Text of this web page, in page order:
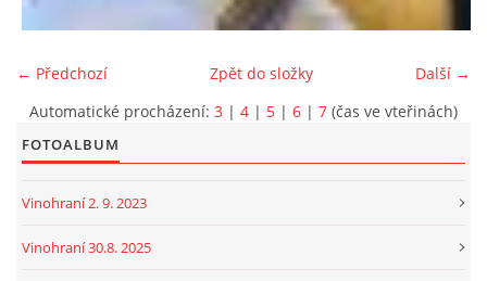
← Předchozí Další →
Zpět do složky
Automatické procházení: 3 | 4 | 5 | 6 | 7 (čas ve vteřinách)
FOTOALBUM
Vinohraní 2. 9. 2023
Vinohraní 30.8. 2025